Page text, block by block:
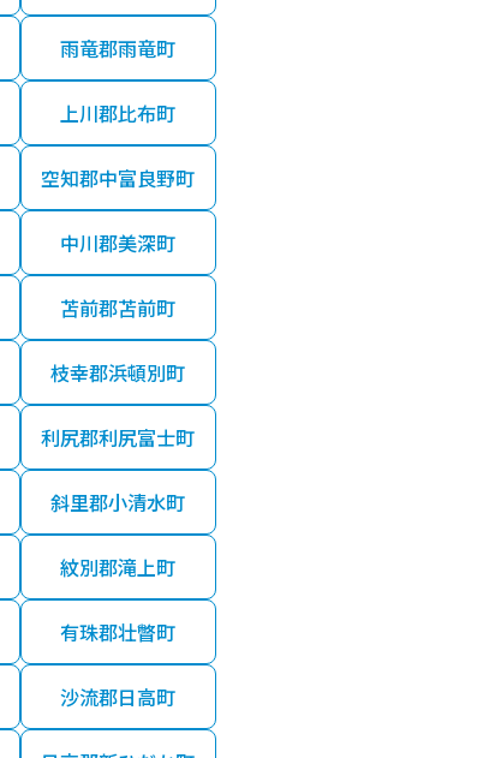
雨竜郡雨竜町
上川郡比布町
空知郡中富良野町
中川郡美深町
苫前郡苫前町
枝幸郡浜頓別町
利尻郡利尻富士町
斜里郡小清水町
紋別郡滝上町
有珠郡壮瞥町
沙流郡日高町